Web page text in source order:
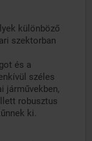
különböző
szektorban
és a
széles
járművekben,
robusztus
ki.